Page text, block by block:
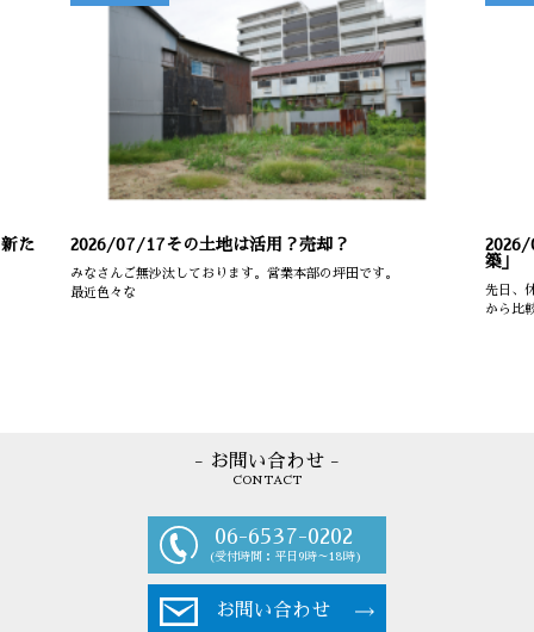
た 2026/07/17その土地は活用？売却？
みなさんご無沙汰しております。営業本部の坪田です。
最近色々な
築」
先日、
から比
- お問い合わせ -
CONTACT
06-6537-0202
(受付時間：平日9時～18時)
お問い合わせ